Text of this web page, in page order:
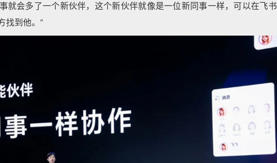
就会多了一个新伙伴，这个新伙伴就像是一位新同事一样，可以在飞书
找到他。”